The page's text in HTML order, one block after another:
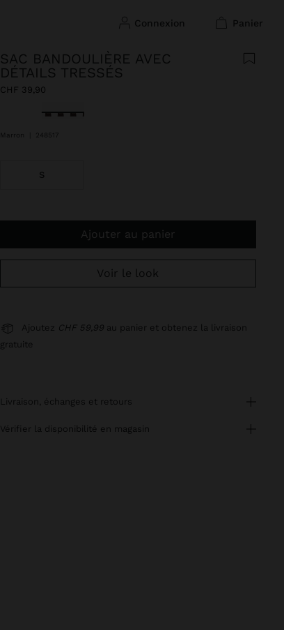
connexion panier
SAC BANDOULIÈRE AVEC
DÉTAILS TRESSÉS
CHF 39,90
sélectionné(s)
Marron 248517
S
Ajouter au panier
Voir le look
Ajoutez CHF 59,99 au panier et obtenez la livraison
gratuite
livraison, échanges et retours
vérifier la disponibilité en magasin